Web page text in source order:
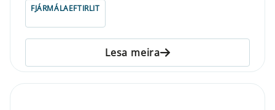
FJÁRMÁLAEFTIRLIT
Lesa meira